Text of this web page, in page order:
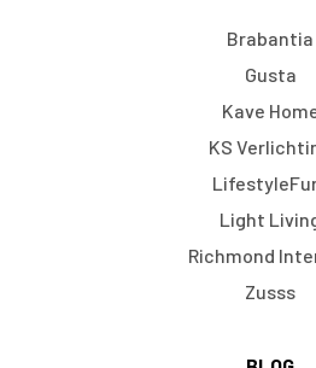
Brabantia
Gusta
Kave
KS
Light
Richmond
Zusss